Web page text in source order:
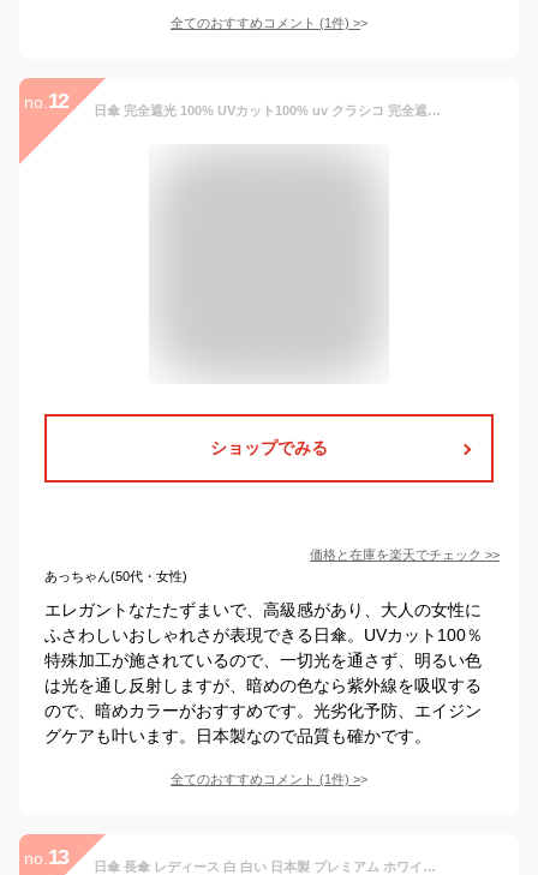
全てのおすすめコメント (1件) >
no. 12 日傘 完全遮光 100% UVカット100% uv クラシコ 完全遮光100% 最強日本製ラミネート生地 晴雨兼用 日焼け防止 紫外線対策 グッズ 傘 レディース ミドル 55cm レザーハンドル フリル ブラック ピンク ベージュ ネイビー 母の日 プレゼント 7fs
ショップでみる
価格と在庫を楽天でチェック >>
あっちゃん(50代・女性)
エレガントなたたずまいで、高級感があり、大人の女性に
ふさわしいおしゃれさが表現できる日傘。UVカット100％
特殊加工が施されているので、一切光を通さず、明るい色
は光を通し反射しますが、暗めの色なら紫外線を吸収する
ので、暗めカラーがおすすめです。光劣化予防、エイジン
グケアも叶います。日本製なので品質も確かです。
全てのおすすめコメント (1件) >
no. 13 日傘 長傘 レディース 白 白い 日本製 プレミアム ホワイト 軽量 軽い 花柄 フラワー 涼しい 晴雨兼用 傘 UVカット ほぼ 100% 紫外線対策 遮熱 女性 妻 母 誕生日 プレゼント ギフト 贈り物 ピンク パープル 紫 グリーン 緑 おしゃれ UVION ユビオン